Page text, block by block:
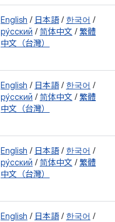
English / 日本語/ 한국어 /
ру́сский /简体中文 / 繁體
中文（台灣）
English / 日本語/ 한국어 /
ру́сский /简体中文 / 繁體
中文（台灣）
English / 日本語/ 한국어 /
ру́сский /简体中文 / 繁體
中文（台灣）
English / 日本語/ 한국어 /